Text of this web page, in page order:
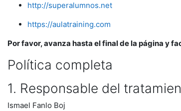
http://superalumnos.net
https://aulatraining.com
Por favor, avanza hasta el final de la página y
Política completa
1. Responsable del
Ismael Fanlo Boj